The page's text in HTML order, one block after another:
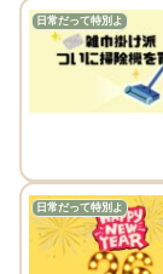
日常だって特別よ
日常だって特別よ